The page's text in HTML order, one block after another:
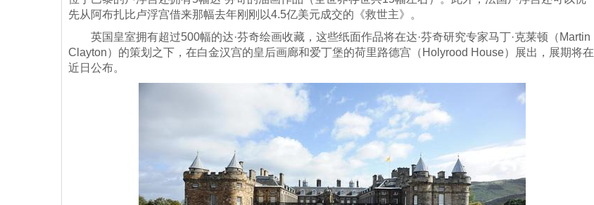
先从阿布扎比卢浮宫借来那幅去年刚刚以4.5亿美元成交的《救世主》。
英国皇室拥有超过500幅的达·芬奇绘画收藏，这些纸面作品将在达·芬奇研究专家马丁·克莱顿（Martin
Clayton）的策划之下，在白金汉宫的皇后画廊和爱丁堡的荷里路德宫（Holyrood House）展出，展期将在
近日公布。